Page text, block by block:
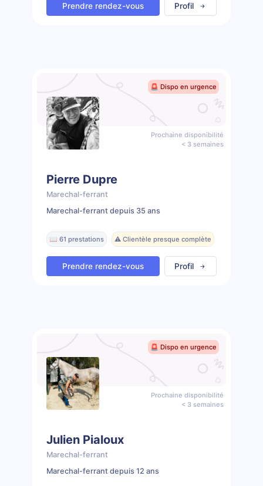
Prendre rendez-vous Profil
🚨 Dispo en urgence
Prochaine disponibilité
< 3 semaines
Pierre Dupre
Marechal-ferrant
Marechal-ferrant depuis 35 ans
📖 61 prestations ⚠️ Clientèle presque complète
Prendre rendez-vous Profil
🚨 Dispo en urgence
Prochaine disponibilité
< 3 semaines
Julien Pialoux
Marechal-ferrant
Marechal-ferrant depuis 12 ans